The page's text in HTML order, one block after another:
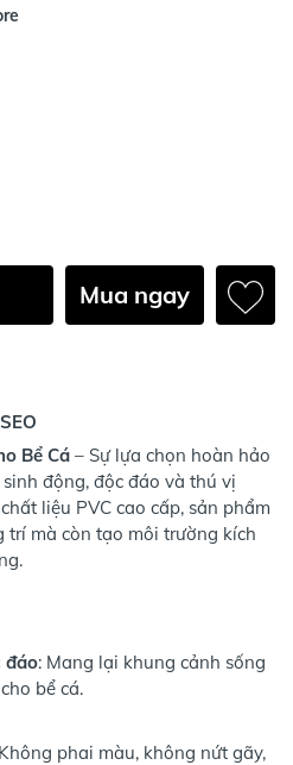
Mua ngay
Bể Cá – Sự lựa chọn hoàn hảo
động, độc đáo và thú vị
liệu PVC cao cấp, sản phẩm
trí mà còn tạo môi trường kích
đáo: Mang lại khung cảnh sống
bể cá.
phai màu, không nứt gãy,